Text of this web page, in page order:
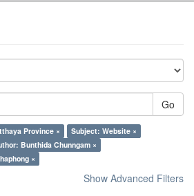
Go
Province ×
Subject: Website ×
Bunthida Chunngam ×
×
Show Advanced Filters